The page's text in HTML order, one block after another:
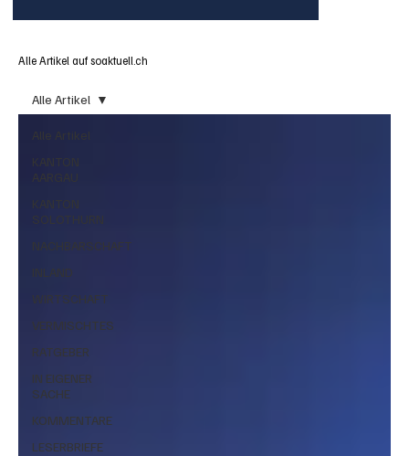
Alle Artikel auf soaktuell.ch
KANTON
AARGAU
KANTON
SOLOTHURN
NACHBARSCHAFT
INLAND
WIRTSCHAFT
VERMISCHTES
RATGEBER
IN EIGENER
SACHE
KOMMENTARE
LESERBRIEFE
Alle Artikel